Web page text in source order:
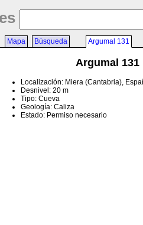
Mapa Búsqueda Argumal 131
Argumal 131
Localización: Miera (Cantabria),
Desnivel: 20 m
Tipo: Cueva
Geología: Caliza
Estado: Permiso necesario